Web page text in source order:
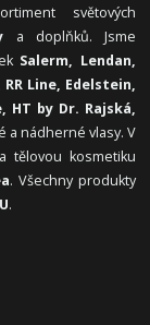
světových
a doplňků. Jsme
Salerm, Lendan,
Line, Edelstein,
HT by Dr. Rajská,
a nádherné vlasy. V
tělovou kosmetiku
. Všechny produkty
.